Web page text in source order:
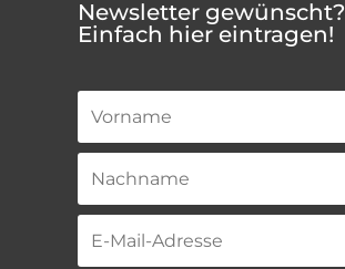
Newsletter gewünscht?
Einfach hier eintragen!